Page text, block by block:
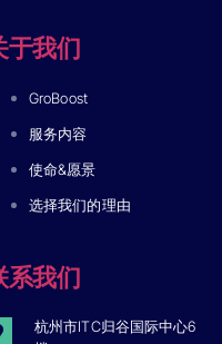
于我们
GroBoost
服务内容
使命&愿景
选择我们的理由
系我们
杭州市ITC归谷国际中心6